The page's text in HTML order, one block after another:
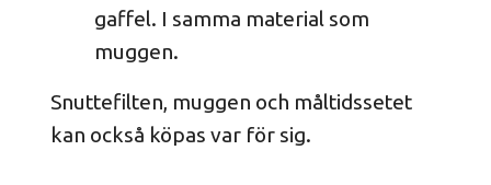
gaffel. I samma material som
muggen.
Snuttefilten, muggen och måltidssetet
kan också köpas var för sig.